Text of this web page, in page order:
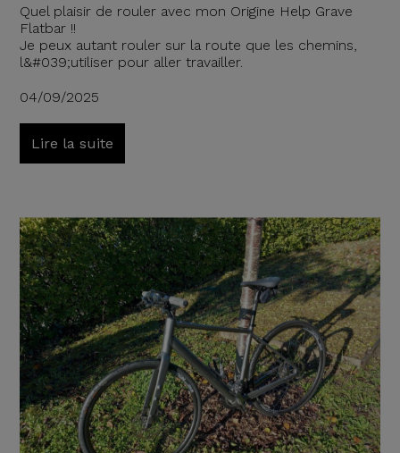
Quel plaisir de rouler avec mon Origine Help Grave
Flatbar !!
Je peux autant rouler sur la route que les chemins,
l&#039;utiliser pour aller travailler.
04/09/2025
Lire la suite